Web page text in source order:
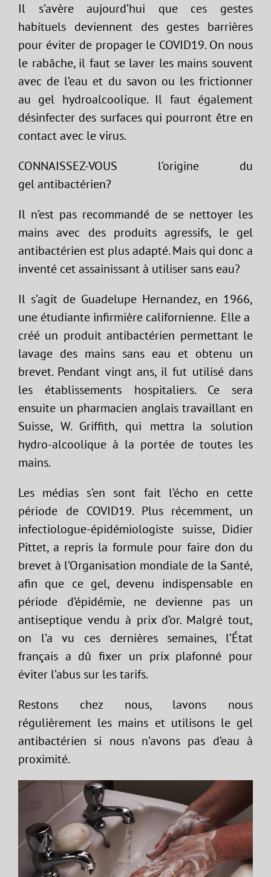
Il s’avère aujourd’hui que ces gestes
habituels deviennent des gestes barrières
pour éviter de propager le COVID19. On nous
le rabâche, il faut se laver les mains souvent
avec de l’eau et du savon ou les frictionner
au gel hydroalcoolique. Il faut également
désinfecter des surfaces qui pourront être en
contact avec le virus.
CONNAISSEZ-VOUS l’origine du
gel antibactérien?
Il n’est pas recommandé de se nettoyer les
mains avec des produits agressifs, le gel
antibactérien est plus adapté. Mais qui donc a
inventé cet assainissant à utiliser sans eau?
Il s’agit de Guadelupe Hernandez, en 1966,
une étudiante infirmière californienne. Elle a
créé un produit antibactérien permettant le
lavage des mains sans eau et obtenu un
brevet. Pendant vingt ans, il fut utilisé dans
les établissements hospitaliers. Ce sera
ensuite un pharmacien anglais travaillant en
Suisse, W. Griffith, qui mettra la solution
hydro-alcoolique à la portée de toutes les
mains.
Les médias s’en sont fait l’écho en cette
période de COVID19. Plus récemment, un
infectiologue-épidémiologiste suisse, Didier
Pittet, a repris la formule pour faire don du
brevet à l’Organisation mondiale de la Santé,
afin que ce gel, devenu indispensable en
période d’épidémie, ne devienne pas un
antiseptique vendu à prix d’or. Malgré tout,
on l’a vu ces dernières semaines, l’État
français a dû fixer un prix plafonné pour
éviter l’abus sur les tarifs.
Restons chez nous, lavons nous
régulièrement les mains et utilisons le gel
antibactérien si nous n’avons pas d’eau à
proximité.